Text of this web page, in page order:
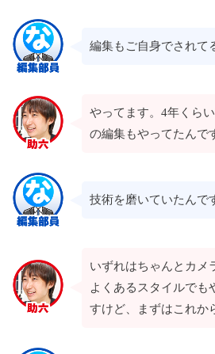
編集もご自身でされて
やってます。4年くら
の編集もやってたんで
技術を磨いていたんで
いずれはちゃんとカメ
よくあるスタイルでも
すけど、まずはこれか